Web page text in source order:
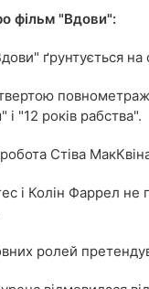
фільм "Вдови":
ґрунтується
"12 років рабства".
Стіва
і Колін Фаррел не
ролей